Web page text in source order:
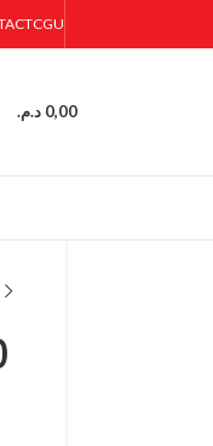
CGU
0,00 د.م.